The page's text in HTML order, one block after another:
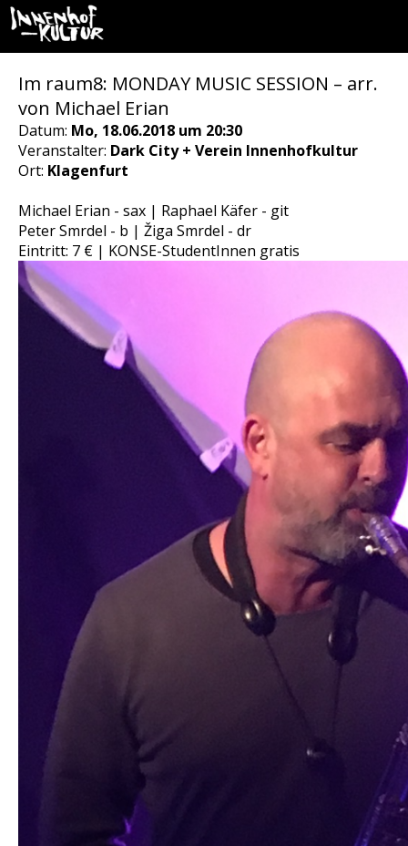
Im raum8: MONDAY MUSIC SESSION – arr.
von Michael Erian
Datum: Mo, 18.06.2018 um 20:30
Veranstalter: Dark City + Verein Innenhofkultur
Ort: Klagenfurt
Michael Erian - sax | Raphael Käfer - git
Peter Smrdel - b | Žiga Smrdel - dr
Eintritt: 7 € | KONSE-StudentInnen gratis